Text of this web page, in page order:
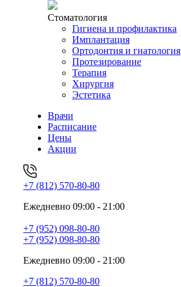
Стоматология
Гигиена и профилактика
Имплантация
Ортодонтия и гнатология
Протезирование
Терапия
Хирургия
Эстетика
Врачи
Расписание
Цены
Акции
+7 (812) 570-80-80
Ежедневно 09:00 - 21:00
+7 (952) 098-80-80
+7 (952) 098-80-80
Ежедневно 09:00 - 21:00
+7 (812) 570-80-80